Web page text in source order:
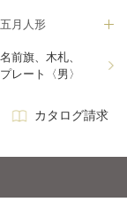
五月人形
名前旗、木札、
プレート〈男〉
カタログ請求